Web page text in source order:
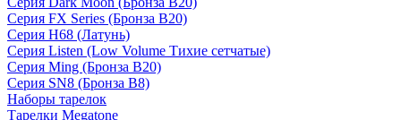
Серия FX Series (Бронза B20)
Серия H68 (Латунь)
Серия Listen (Low Volume Тихие сетчатые)
Серия Ming (Бронза B20)
Серия SN8 (Бронза B8)
Наборы тарелок
Тарелки Megatone